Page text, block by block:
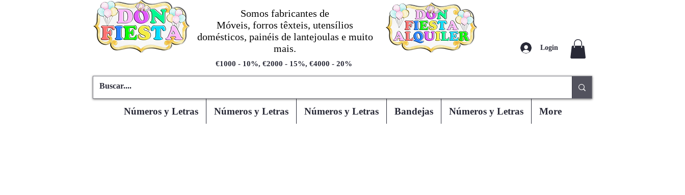
Somos fabricantes de
Móveis, forros têxteis, utensílios
domésticos, painéis de lantejoulas e muito
mais.
€1000 - 10%, €2000 - 15%, €4000 - 20%
Login
Números y Letras Números y Letras Números y Letras Bandejas Números y Letras More